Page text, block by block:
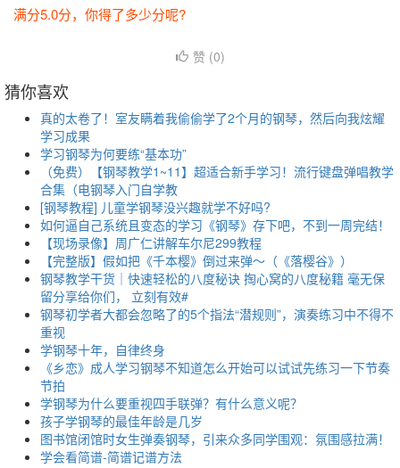
满分5.0分，你得了多少分呢?
赞 (0)
猜你喜欢
真的太卷了！室友瞒着我偷偷学了2个月的钢琴，然后向我炫耀
学习成果
学习钢琴为何要练“基本功”
（免费）【钢琴教学1~11】超适合新手学习！流行键盘弹唱教学
合集（电钢琴入门自学教
[钢琴教程] 儿童学钢琴没兴趣就学不好吗?
如何逼自己系统且变态的学习《钢琴》存下吧，不到一周完结！
【现场录像】周广仁讲解车尔尼299教程
【完整版】假如把《千本樱》倒过来弹～（《落樱谷》）
钢琴教学干货｜快速轻松的八度秘诀 掏心窝的八度秘籍 毫无保
留分享给你们， 立刻有效#
钢琴初学者大都会忽略了的5个指法“潜规则”，演奏练习中不得不
重视
学钢琴十年，自律终身
《乡恋》成人学习钢琴不知道怎么开始可以试试先练习一下节奏
节拍
学钢琴为什么要重视四手联弹？有什么意义呢？
孩子学钢琴的最佳年龄是几岁
图书馆闭馆时女生弹奏钢琴，引来众多同学围观：氛围感拉满！
学会看简谱-简谱记谱方法